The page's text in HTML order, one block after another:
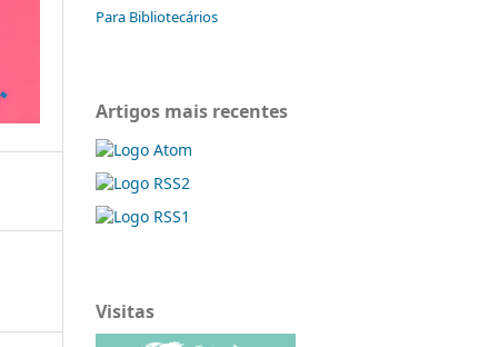
Para Bibliotecários
Artigos mais recentes
Visitas